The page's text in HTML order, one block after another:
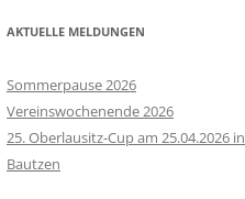
AKTUELLE MELDUNGEN
Sommerpause 2026
Vereinswochenende 2026
25. Oberlausitz-Cup am 25.04.2026 in
Bautzen